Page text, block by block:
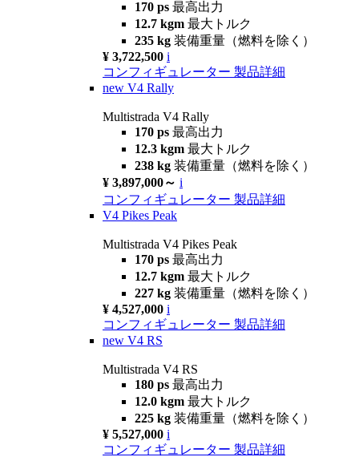
170 ps 最高出力
12.7 kgm 最大トルク
235 kg 装備重量（燃料を除く）
¥ 3,722,500 i
コンフィギュレーター 製品詳細
new V4 Rally
Multistrada V4 Rally
170 ps 最高出力
12.3 kgm 最大トルク
238 kg 装備重量（燃料を除く）
¥ 3,897,000～ i
コンフィギュレーター 製品詳細
V4 Pikes Peak
Multistrada V4 Pikes Peak
170 ps 最高出力
12.7 kgm 最大トルク
227 kg 装備重量（燃料を除く）
¥ 4,527,000 i
コンフィギュレーター 製品詳細
new V4 RS
Multistrada V4 RS
180 ps 最高出力
12.0 kgm 最大トルク
225 kg 装備重量（燃料を除く）
¥ 5,527,000 i
コンフィギュレーター 製品詳細